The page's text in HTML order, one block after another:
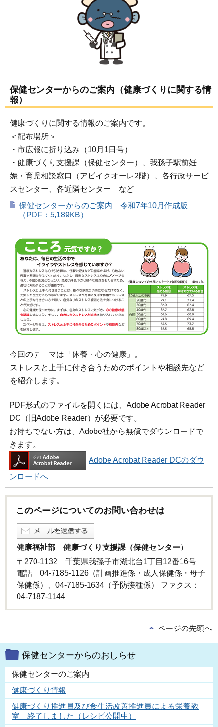
保健センターからのご案内（健康づくりに関する情
報）
健康づくりに関する情報のご案内です。
＜配布場所＞
・市広報に折り込み（10月1日号）
・健康づくり支援課（保健センター）、我孫子駅前妊
娠・育児相談窓口（アビイクオーレ2階）、各行政サービ
スセンター、各近隣センター など
保健センターからのご案内 令和7年10月作成版
（PDF：5,189KB）
今回のテーマは「休養・心の健康」。
ストレスと上手に付き合うためのポイントや相談先など
を紹介します。
PDF形式のファイルを開くには、Adobe Acrobat Reader
DC（旧Adobe Reader）が必要です。
お持ちでない方は、Adobe社から無償でダウンロードで
きます。
Adobe Acrobat Reader DCのダウ
ンロードへ
このページについてのお問い合わせは
健康福祉部 健康づくり支援課（保健センター）
〒270-1132 千葉県我孫子市湖北台1丁目12番16号
電話：04-7185-1126（計画推進係・成人保健係・母子
保健係）、04-7185-1634（予防接種係） ファクス：
04-7187-1144
ページの先頭へ
保健センターからのおしらせ
保健センターのご案内
健康づくり情報
健康づくり推進員及び食生活改善推進員による栄養教
室 終了しました（レシピ公開中）